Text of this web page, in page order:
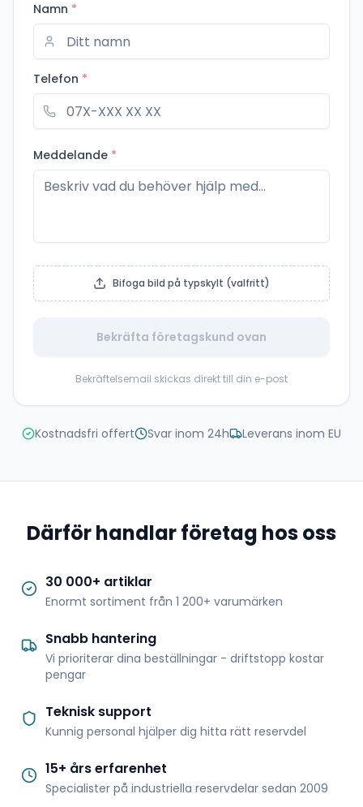
Namn *
Telefon *
Meddelande *
Bifoga bild på typskylt (valfritt)
Bekräfta företagskund ovan
Bekräftelsemail skickas direkt till din e-post
Kostnadsfri offert Svar inom 24h Leverans inom EU
Därför handlar företag hos oss
30 000+ artiklar
Enormt sortiment från 1 200+ varumärken
Snabb hantering
Vi prioriterar dina beställningar - driftstopp kostar
pengar
Teknisk support
Kunnig personal hjälper dig hitta rätt reservdel
15+ års erfarenhet
Specialister på industriella reservdelar sedan 2009